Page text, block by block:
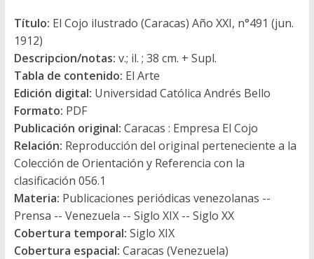
Título: El Cojo ilustrado (Caracas) Año XXI, n°491 (jun.
1912)
Descripcion/notas: v.; il. ; 38 cm. + Supl.
Tabla de contenido: El Arte
Edición digital: Universidad Católica Andrés Bello
Formato: PDF
Publicación original: Caracas : Empresa El Cojo
Relación: Reproducción del original perteneciente a la
Colección de Orientación y Referencia con la
clasificación 056.1
Materia: Publicaciones periódicas venezolanas --
Prensa -- Venezuela -- Siglo XIX -- Siglo XX
Cobertura temporal: Siglo XIX
Cobertura espacial: Caracas (Venezuela)